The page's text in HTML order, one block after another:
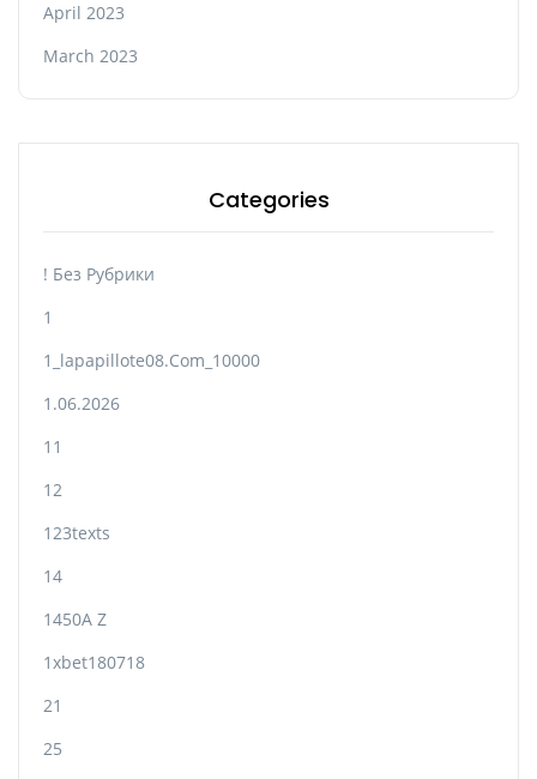
April 2023
March 2023
Categories
! Без Рубрики
1
1_lapapillote08.com_10000
1.06.2026
11
12
123texts
14
1450A Z
1xbet180718
21
25